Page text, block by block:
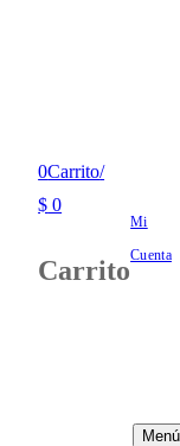
0Carrito/
$ 0
Carrito
Mi
Cuenta
Menú